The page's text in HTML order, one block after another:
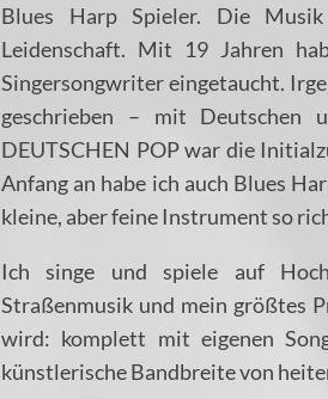
Blues Harp Spieler. Die
Leidenschaft. Mit 19 Jahren
Singersongwriter eingetaucht.
geschrieben – mit Deutschen
DEUTSCHEN POP war die
Anfang an habe ich auch Blues
kleine, aber feine Instrument so
Ich singe und spiele auf
Straßenmusik und mein größtes
wird: komplett mit eigenen
künstlerische Bandbreite von